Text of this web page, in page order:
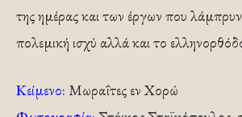
της ημέρας και των έργων που
πολεμική ισχύ αλλά και το
Κείμενο: Μωραΐτες εν Χορώ